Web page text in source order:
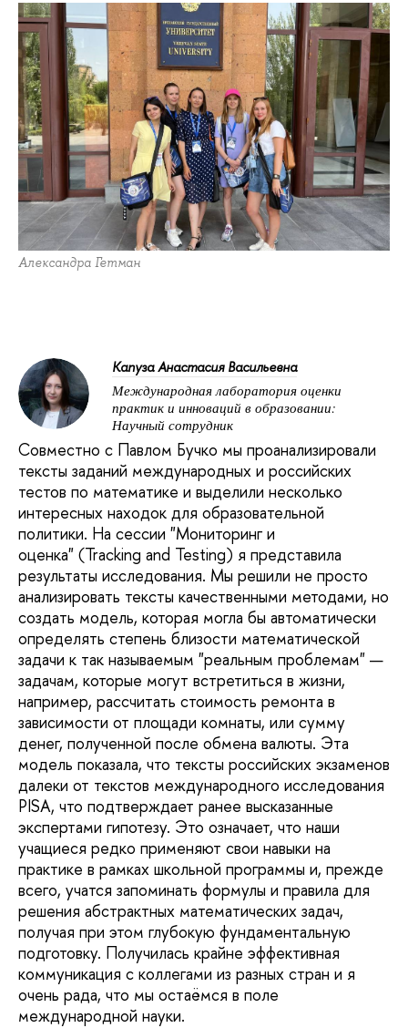
Александра Гетман
Капуза Анастасия Васильевна
Международная лаборатория оценки
практик и инноваций в образовании:
Научный сотрудник
Совместно c Павлом Бучко мы проанализировали
тексты заданий международных и российских
тестов по математике и выделили несколько
интересных находок для образовательной
политики. На сессии "Мониторинг и
оценка" (Tracking and Testing) я представила
результаты исследования. Мы решили не просто
анализировать тексты качественными методами, но
создать модель, которая могла бы автоматически
определять степень близости математической
задачи к так называемым "реальным проблемам" —
задачам, которые могут встретиться в жизни,
например, рассчитать стоимость ремонта в
зависимости от площади комнаты, или сумму
денег, полученной после обмена валюты. Эта
модель показала, что тексты российских экзаменов
далеки от текстов международного исследования
PISA, что подтверждает ранее высказанные
экспертами гипотезу. Это означает, что наши
учащиеся редко применяют свои навыки на
практике в рамках школьной программы и, прежде
всего, учатся запоминать формулы и правила для
решения абстрактных математических задач,
получая при этом глубокую фундаментальную
подготовку. Получилась крайне эффективная
коммуникация с коллегами из разных стран и я
очень рада, что мы остаёмся в поле
международной науки.